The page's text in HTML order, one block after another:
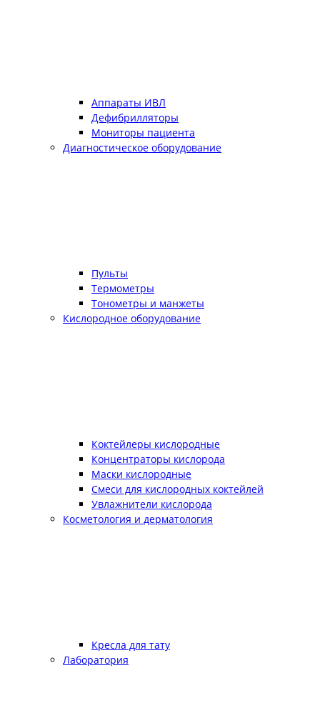
Аппараты ИВЛ
Дефибрилляторы
Мониторы пациента
Диагностическое оборудование
Пульты
Термометры
Тонометры и манжеты
Кислородное оборудование
Коктейлеры кислородные
Концентраторы кислорода
Маски кислородные
Смеси для кислородных коктейлей
Увлажнители кислорода
Косметология и дерматология
Кресла для тату
Лаборатория